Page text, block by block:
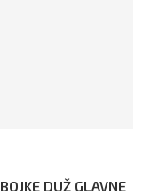
DUŽ GLAVNE